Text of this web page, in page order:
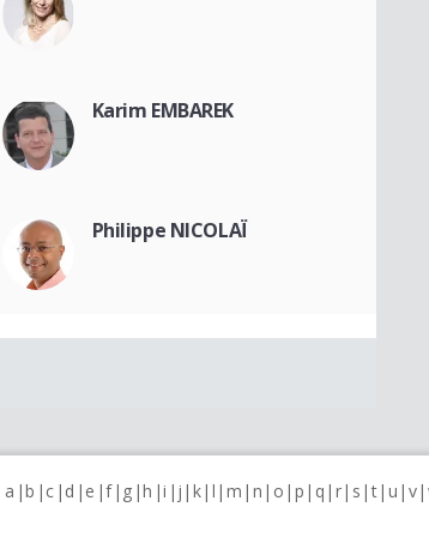
Karim EMBAREK
Philippe NICOLAÏ
a b c d e f g h i j k l m n o p q r s t u v